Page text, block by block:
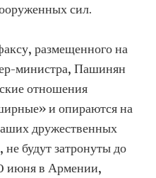
сил.
размещенного на
министра, Пашинян
отношения
и опираются на
дружественных
не будут затронуты до
июня в Армении,